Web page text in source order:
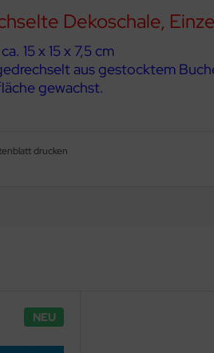
Dekoschale,
15 x 15 x 7,5 cm
aus gestocktem
gewachst.
drucken
NEU